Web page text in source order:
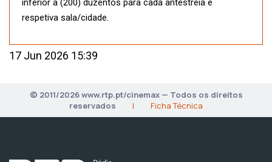
inferior a (200) duzentos para cada antestreia e
respetiva sala/cidade.
17 Jun 2026 15:39
© 2011/2026 www.rtp.pt/cinemax — Todos os direitos
reservados
| Ficha Técnica